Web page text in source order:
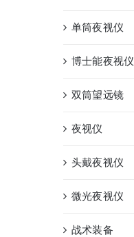
单筒夜视仪
博士能夜视仪
双筒望远镜
夜视仪
头戴夜视仪
微光夜视仪
战术装备